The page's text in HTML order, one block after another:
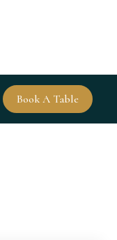
Book A Table